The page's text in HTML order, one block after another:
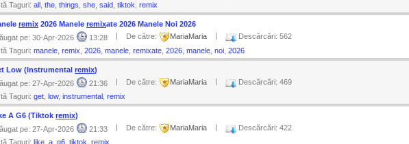
Taguri: all the things she said tiktok remix
remix 2026 Manele remixate 2026 Manele Noi 2026
pe: 30-Apr-2026
13:28 De către: MariaMaria
Descărcări: 562
Taguri: manele remix 2026 manele remixate 2026 manele noi 2026
Low (Instrumental remix)
pe: 27-Apr-2026
21:36 De către: MariaMaria
Descărcări: 469
Taguri: get low, instrumental remix
A G6 (Tiktok remix)
pe: 27-Apr-2026
21:33 De către: MariaMaria
Descărcări: 422
Taguri: like a g6 tiktok remix